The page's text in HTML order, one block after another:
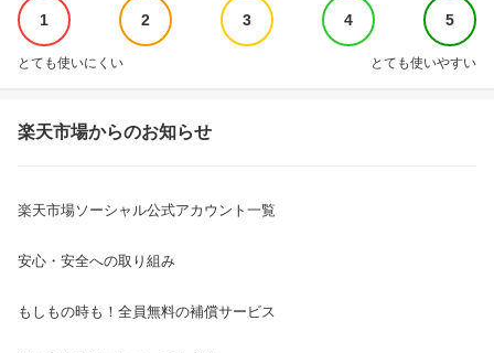
1 2 3 4 5
とても使いにくい とても使いやすい
楽天市場からのお知らせ
楽天市場ソーシャル公式アカウント一覧
安心・安全への取り組み
もしもの時も！全員無料の補償サービス